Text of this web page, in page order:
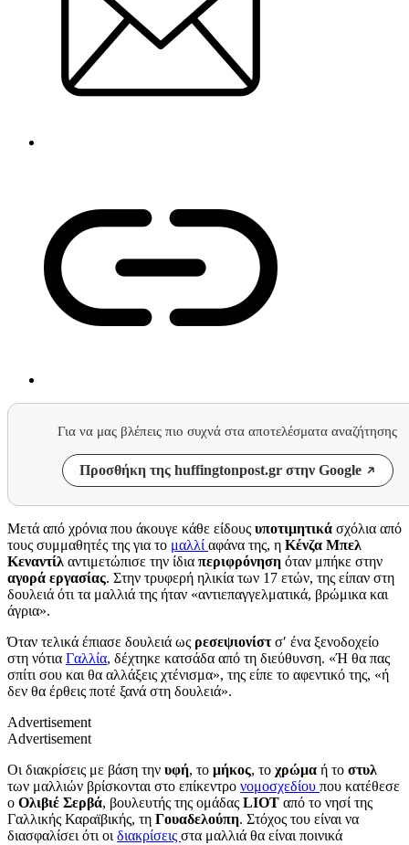
Για να μας βλέπεις πιο συχνά στα αποτελέσματα αναζήτησης
Προσθήκη της huffingtonpost.gr στην Google
Μετά από χρόνια που άκουγε κάθε είδους υποτιμητικά σχόλια από
τους συμμαθητές της για το μαλλί αφάνα της, η Κένζα Μπελ
Kεναντίλ αντιμετώπισε την ίδια περιφρόνηση όταν μπήκε στην
αγορά εργασίας. Στην τρυφερή ηλικία των 17 ετών, της είπαν στη
δουλειά ότι τα μαλλιά της ήταν «αντιεπαγγελματικά, βρώμικα και
άγρια».
Όταν τελικά έπιασε δουλειά ως ρεσεψιονίστσ′ ένα ξενοδοχείο
στη νότια Γαλλία, δέχτηκε κατσάδα από τη διεύθυνση. «Ή θα πας
σπίτι σου και θα αλλάξεις χτένισμα», της είπε το αφεντικό της, «ή
δεν θα έρθεις ποτέ ξανά στη δουλειά».
Advertisement
Advertisement
Οι διακρίσεις με βάση την υφή, το μήκος, το χρώμα ή το στυλ
των μαλλιών βρίσκονται στο επίκεντρο νομοσχεδίου που κατέθεσε
ο Ολιβιέ Σερβά, βουλευτής της ομάδας LIOT από το νησί της
Γαλλικής Καραϊβικής, τη Γουαδελούπη. Στόχος του είναι να
διασφαλίσει ότι οι διακρίσεις στα μαλλιά θα είναι ποινικά